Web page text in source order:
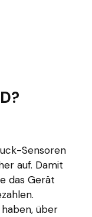
Sensoren
auf. Damit
das Gerät
über